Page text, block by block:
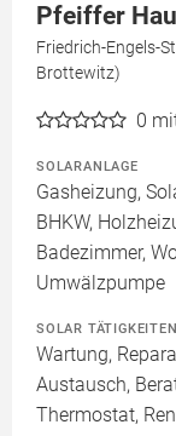
Pfeiffer
Friedrich-Engels-
Brottewitz)
0
SOLARANLAGE
Gasheizung,
BHKW,
Badezimmer,
Umwälzpumpe
SOLAR TÄTIGKEITEN
Wartung,
Austausch,
Thermostat,